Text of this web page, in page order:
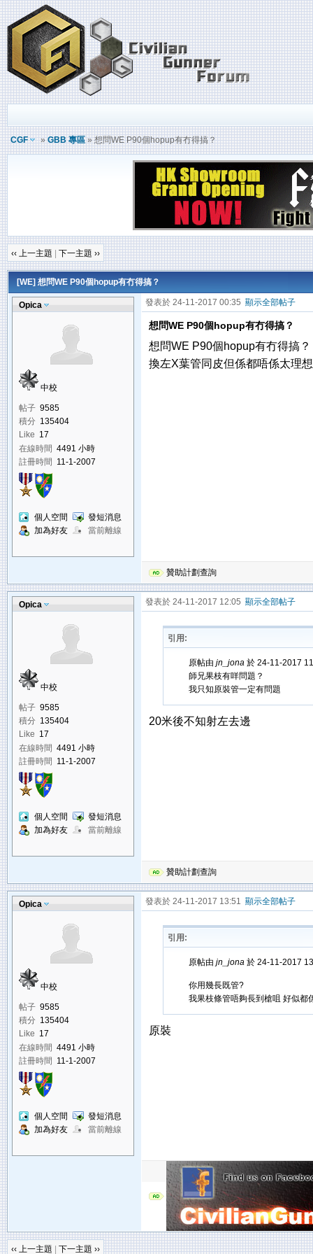
CGF »GBB 專區» 想問WE P90個hopup有冇得搞？
‹‹ 上一主題 下一主題 ››
[WE] 想問WE P90個hopup有冇得搞？
Opica
中校
帖子 9585
積分 135404
Like 17
在線時間 4491 小時
註冊時間 11-1-2007
個人空間
發短消息
加為好友
當前離線
發表於 24-11-2017 00:35 顯示全部帖子
想問WE P90個hopup有冇得搞？
想問WE P90個hopup有冇得搞？
換左X葉管同皮但係都唔係太理
贊助計劃查詢
Opica
中校
帖子 9585
積分 135404
Like 17
在線時間 4491 小時
註冊時間 11-1-2007
個人空間
發短消息
加為好友
當前離線
發表於 24-11-2017 12:05 顯示全部帖子
引用:
原帖由 jn_jona於 24-11-2017
師兄果枝有咩問題？
我只知原裝管一定有問題
20米後不知射左去邊
贊助計劃查詢
Opica
中校
帖子 9585
積分 135404
Like 17
在線時間 4491 小時
註冊時間 11-1-2007
個人空間
發短消息
加為好友
當前離線
發表於 24-11-2017 13:51 顯示全部帖子
引用:
原帖由 jn_jona於 24-11-2017
你用幾長既管?
我果枝條管唔夠長到槍咀 好似都
原裝
‹‹ 上一主題 下一主題 ››